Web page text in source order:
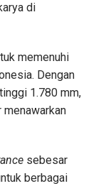
di
memenuhi
Dengan
1.780 mm,
menawarkan
sebesar
berbagai